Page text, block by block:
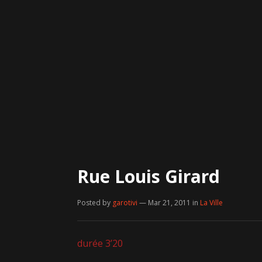
Rue Louis Girard
Posted by garotivi — Mar 21, 2011 in La Ville
durée 3’20